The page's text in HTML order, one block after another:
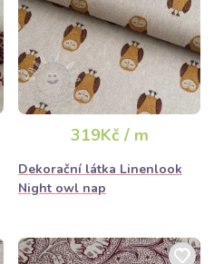
319Kč / m
Dekorační látka Linenlook
Night owl nap